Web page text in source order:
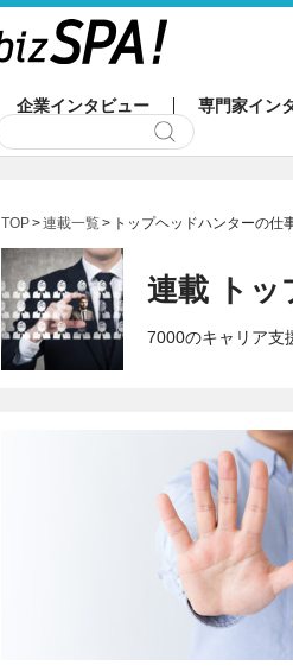
企業インタビュー 専門家イン
TOP 連載一覧 トップヘッドハンターの仕
連載 トッ
7000のキャリア支